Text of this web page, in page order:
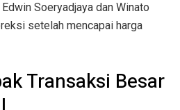
Soeryadjaya dan Winato
setelah mencapai harga
Transaksi Besar